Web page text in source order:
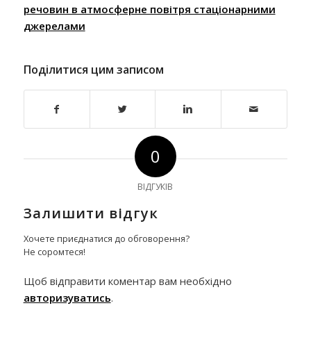
речовин в атмосферне повітря стаціонарними
джерелами
Поділитися цим записом
0
ВІДГУКІВ
Залишити відгук
Хочете приєднатися до обговорення?
Не соромтеся!
Щоб відправити коментар вам необхідно
авторизуватись.